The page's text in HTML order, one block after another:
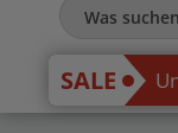
SALE